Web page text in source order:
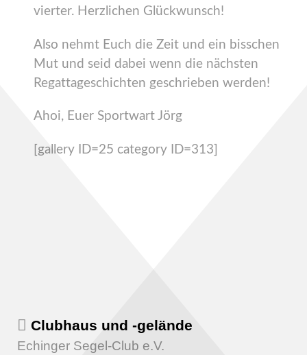
vierter. Herzlichen Glückwunsch!
Also nehmt Euch die Zeit und ein bisschen
Mut und seid dabei wenn die nächsten
Regattageschichten geschrieben werden!
Ahoi, Euer Sportwart Jörg
[gallery ID=25 category ID=313]
Clubhaus und -gelände
Echinger Segel-Club e.V.